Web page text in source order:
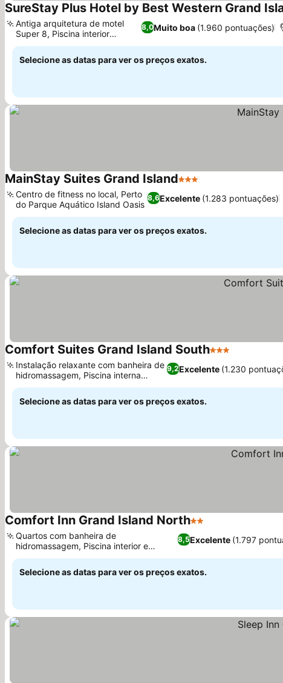
SureStay Plus Hotel by Best Western Grand
8,0Muito boa (1.960 pontuações)
Antiga arquitetura de motel
Super 8, Piscina interior
aquecida
Selecione as datas para ver os preços exatos.
MainStay Suites Grand Island3 Estrelas
8,6Excelente (1.283 pontuações)
Centro de fitness no local, Perto
do Parque Aquático Island Oasis
Selecione as datas para ver os preços exatos.
Comfort Suites Grand Island South3 Estrelas
9,2Excelente (1.230
Instalação relaxante com banheira de
hidromassagem, Piscina interna
aquecida
Selecione as datas para ver os preços exatos.
Comfort Inn Grand Island North2 Estrelas
8,5Excelente (1.797
Quartos com banheira de
hidromassagem, Piscina interior e
banheira de hidromassagem
Selecione as datas para ver os preços exatos.